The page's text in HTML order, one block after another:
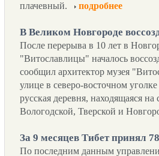
плачевный.
подробнее
В Великом Новгороде
После перерыва в 10 лет в
"Витославлицы" началось
сообщил архитектор музея
улице в северо-восточном
русская деревня, находящаяся
Вологодской, Тверской и
За 9 месяцев Тибет принял
По последним данным